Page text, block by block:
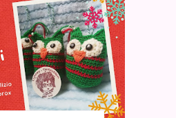
2023
1
2023
2
2022
1
2022
1
2022
1
2022
2
2021
2